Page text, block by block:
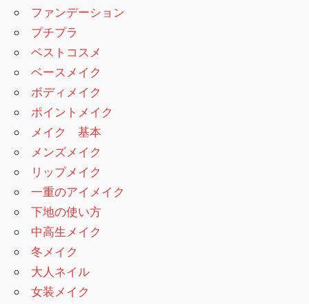
ファンデーション
プチプラ
ベストコスメ
ベースメイク
ボディメイク
ポイントメイク
メイク 基本
メンズメイク
リップメイク
一重のアイメイク
下地の使い方
中高生メイク
冬メイク
大人ネイル
女装メイク